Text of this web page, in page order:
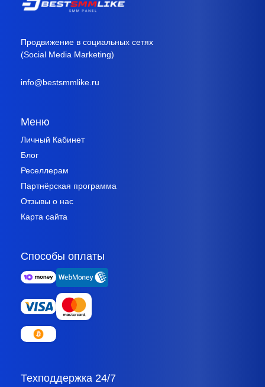
Продвижение в социальных сетях
(Social Media Marketing)
info@bestsmmlike.ru
Меню
Личный Кабинет
Блог
Реселлерам
Партнёрская программа
Отзывы о нас
Карта сайта
Способы оплаты
Техподдержка 24/7